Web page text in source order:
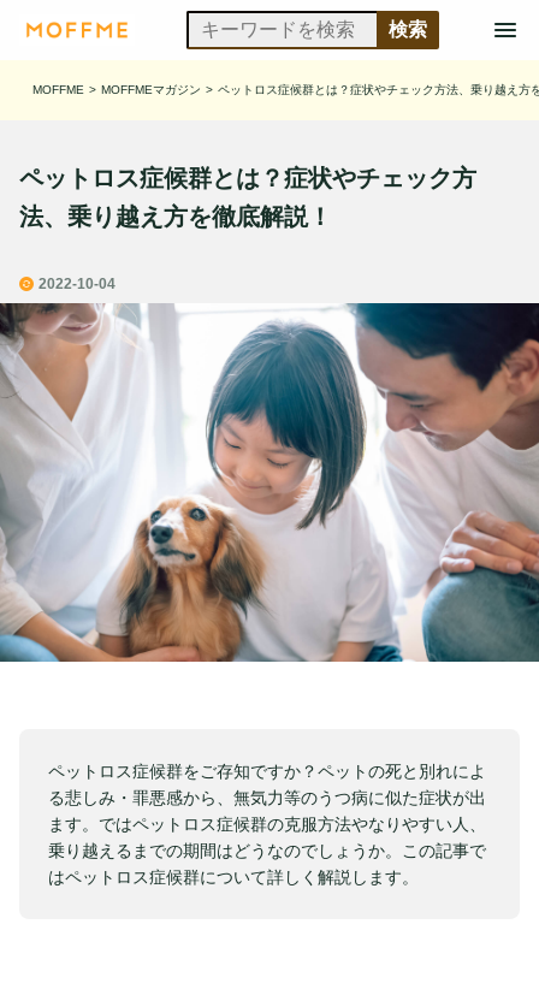
MOFFME > MOFFMEマガジン > ペットロス症候群とは？症状やチェック方法、乗り越え方
ペットロス症候群とは？症状やチェック方
法、乗り越え方を徹底解説！
2022-10-04
ペットロス症候群をご存知ですか？ペットの死と別れによ
る悲しみ・罪悪感から、無気力等のうつ病に似た症状が出
ます。ではペットロス症候群の克服方法やなりやすい人、
乗り越えるまでの期間はどうなのでしょうか。この記事で
はペットロス症候群について詳しく解説します。